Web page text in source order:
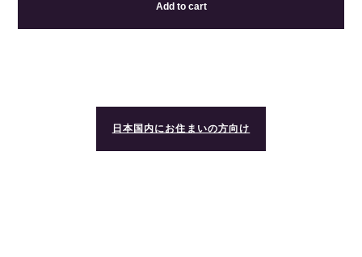
Add to cart
日本国内にお住まいの方向け